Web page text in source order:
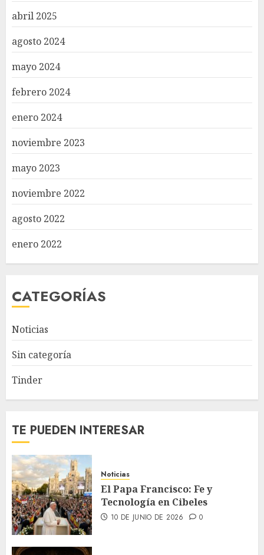
abril 2025
agosto 2024
mayo 2024
febrero 2024
enero 2024
noviembre 2023
mayo 2023
noviembre 2022
agosto 2022
enero 2022
CATEGORÍAS
Noticias
Sin categoría
Tinder
TE PUEDEN INTERESAR
Noticias
El Papa Francisco: Fe y
Tecnología en Cibeles
10 DE JUNIO DE 2026 0